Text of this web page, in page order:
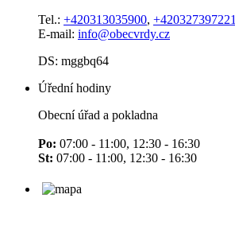
Tel.: +420313035900, +420327397221
E-mail: info@obecvrdy.cz
DS: mggbq64
Úřední hodiny
Obecní úřad a pokladna
Po: 07:00 - 11:00, 12:30 - 16:30
St: 07:00 - 11:00, 12:30 - 16:30